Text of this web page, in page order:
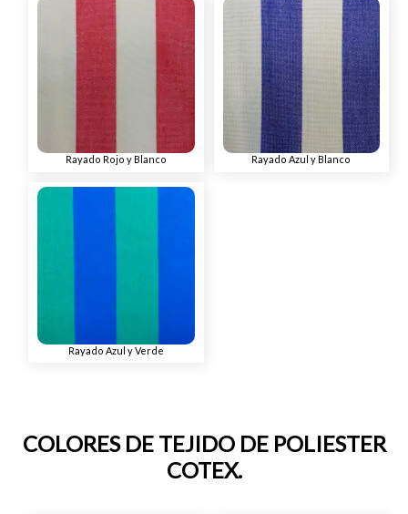
Rayado Rojo y Blanco Rayado Azul y Blanco
Rayado Azul y Verde
COLORES DE TEJIDO DE POLIESTER
COTEX.